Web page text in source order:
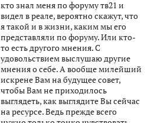
кто знал меня по форуму тв21 и
видел в реале, вероятно скажут, что
я такой и в жизни, каким мы его
представляли по форуму. Или кто-
то есть другого мнения. С
удовольствием выслушаю другие
мнения о себе. А вообще милейший
искрене Вам на будущее совет,
чтобы Вам не приходилось
выглядеть, как выглядите Вы сейчас
на ресурсе. Ведь прежде всего